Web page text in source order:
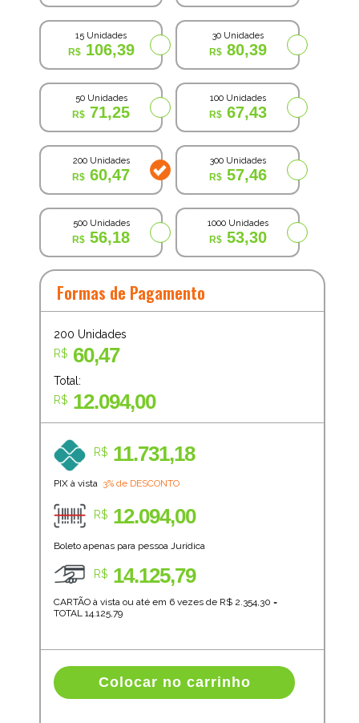
15 Unidades
106,39
30 Unidades
80,39
50 Unidades
71,25
100 Unidades
67,43
200 Unidades
60,47
300 Unidades
57,46
500 Unidades
56,18
1000 Unidades
53,30
Formas de Pagamento
200 Unidades
R$ 60,47
Total:
R$ 12.094,00
R$ 11.731,18
PIX à vista 3% de DESCONTO
R$ 12.094,00
Boleto apenas para pessoa Jurídica
R$ 14.125,79
CARTÃO à vista ou até em 6 vezes de R$ 2.354,30 =
TOTAL 14.125,79
Colocar no carrinho